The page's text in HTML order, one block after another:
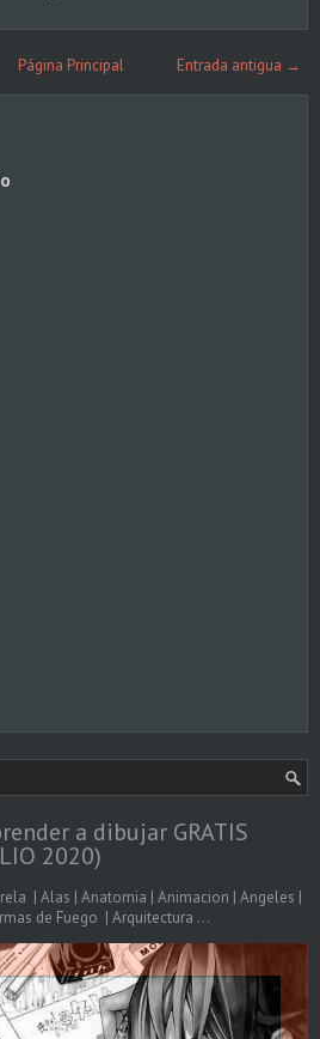
Entrada antigua →
Página Principal
a dibujar GRATIS
2020)
| Alas | Anatomia | Animacion | Angeles |
de Fuego | Arquitectura ...